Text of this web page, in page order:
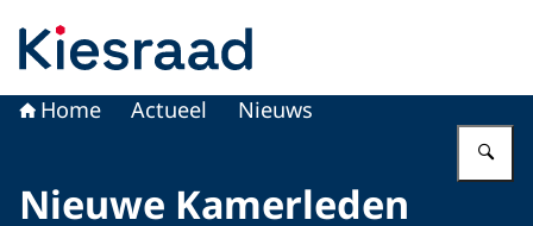
Home Actueel Nieuws
Nieuwe Kamerleden